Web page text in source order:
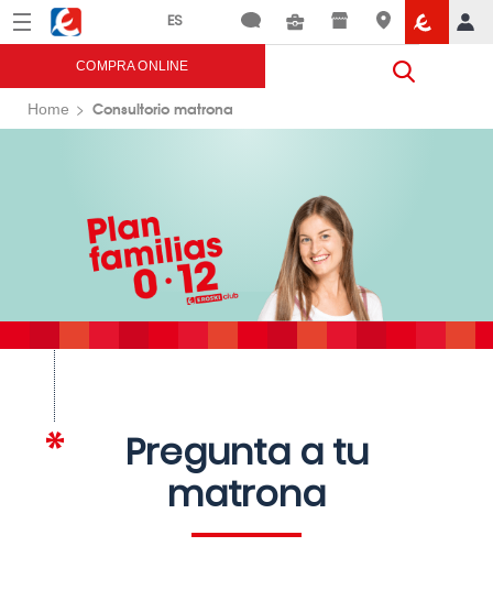
Menú Eroski
COMPRA ONLINE
Home Consultorio matrona
Pregunta a tu
matrona